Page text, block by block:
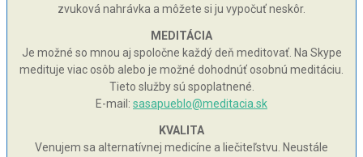
zvuková nahrávka a môžete si ju vypočuť neskôr.
MEDITÁCIA
Je možné so mnou aj spoločne každý deň meditovať. Na Skype
medituje viac osôb alebo je možné dohodnúť osobnú meditáciu.
Tieto služby sú spoplatnené.
E-mail: sasapueblo@meditacia.sk
KVALITA
Venujem sa alternatívnej medicíne a liečiteľstvu. Neustále